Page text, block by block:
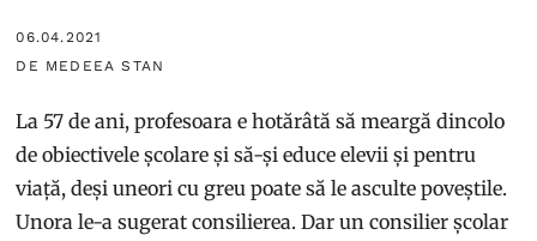
06.04.2021
DE MEDEEA STAN
La 57 de ani, profesoara e hotărâtă să meargă dincolo
de obiectivele școlare și să-și educe elevii și pentru
viață, deși uneori cu greu poate să le asculte poveștile.
Unora le-a sugerat consilierea. Dar un consilier școlar